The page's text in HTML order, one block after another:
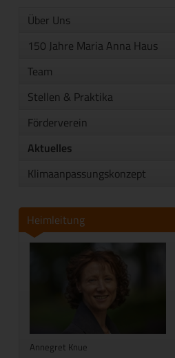
Über Uns
150 Jahre Maria Anna Haus
Team
Stellen & Praktika
Förderverein
Aktuelles
Klimaanpassungskonzept
Heimleitung
Annegret Knue